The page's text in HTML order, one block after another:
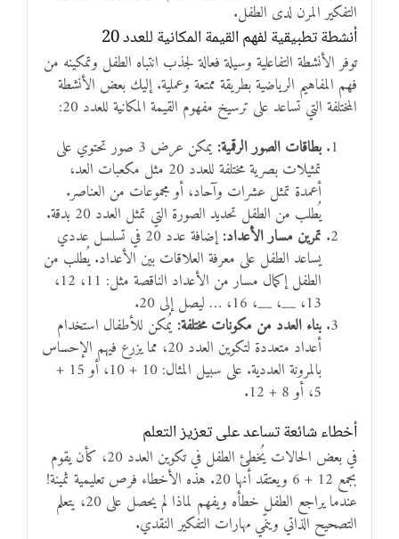
التفكير المرن لدى الطفل.
أنشطة تطبيقية لفهم القيمة المكانية للعدد 20
توفر الأنشطة التفاعلية وسيلة فعالة لجذب انتباه الطفل وتمكينه من
فهم المفاهيم الرياضية بطريقة ممتعة وعملية. إليك بعض الأنشطة
المختلفة التي تساعد على ترسيخ مفهوم القيمة المكانية للعدد 20:
بطاقات الصور الرقمية:
يمكن عرض 3 صور تحتوي على
تمثيلات بصرية مختلفة للعدد 20 مثل مكعبات العد،
أعمدة تمثل عشرات وآحاد، أو مجموعات من العناصر.
يُطلب من الطفل تحديد الصورة التي تمثل العدد 20 بدقة.
تمرين مسار الأعداد:
إضافة عدد 20 في تسلسل عددي
يساعد الطفل على معرفة العلاقات بين الأعداد. يُطلب من
الطفل إكمال مسار من الأعداد الناقصة مثل: 11، 12،
13، __، __، 16، … ليصل إلى 20.
بناء العدد من مكونات مختلفة: يُمكن للأطفال استخدام
أعداد متعددة لتكوين العدد 20، مما يزرع فيهم الإحساس
بالمرونة العددية. على سبيل المثال: 10 + 10، أو 15 +
5، أو 8 + 12.
أخطاء شائعة تساعد على تعزيز التعلم
في بعض الحالات يُخطئ الطفل في تكوين العدد 20، كأن يقوم
بجمع 12 + 6 ويعتقد أنها 20. هذه الأخطاء فرص تعليمية ثمينة!
عندما يراجع الطفل خطأه ويفهم لماذا لم يحصل على 20، يتعلم
التصحيح الذاتي وينمّي مهارات التفكير النقدي.